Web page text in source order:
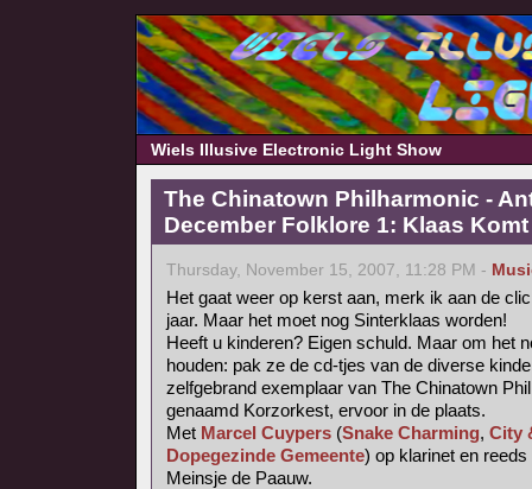
Wiels Illusive Electronic Light Show
The Chinatown Philharmonic -
December Folklore 1: Klaas
Thursday, November 15, 2007, 11:28 PM -
Het gaat weer op kerst aan, merk ik aan de
jaar. Maar het moet nog Sinterklaas worden!
Heeft u kinderen? Eigen schuld. Maar om het
houden: pak ze de cd-tjes van de diverse
zelfgebrand exemplaar van The Chinatown
genaamd Korzorkest, ervoor in de plaats.
Met Marcel Cuypers (Snake Charming, City
Dopegezinde Gemeente) op klarinet en
Meinsje de Paauw.